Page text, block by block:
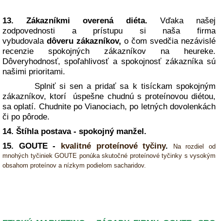
13. Zákazníkmi overená diéta. Vďaka našej
zodpovednosti a prístupu si naša firma
vybudovala dôveru zákazníkov, o čom svedčia nezávislé
recenzie spokojných zákazníkov na heureke.
Dôveryhodnosť, spoľahlivosť a spokojnosť zákazníka sú
našimi prioritami.
Splniť si sen a pridať sa k tisíckam spokojným
zákazníkov, ktorí úspešne chudnú s proteínovou diétou,
sa oplatí. Chudnite po Vianociach, po letných dovolenkách
či po pôrode.
14. Štíhla postava - spokojný manžel.
15. GOUTE - kvalitné proteínové tyčiny.
Na rozdiel od
mnohých tyčiniek GOUTE ponúka skutočné proteínové tyčinky s vysokým
obsahom proteínov a nízkym podielom sacharidov.